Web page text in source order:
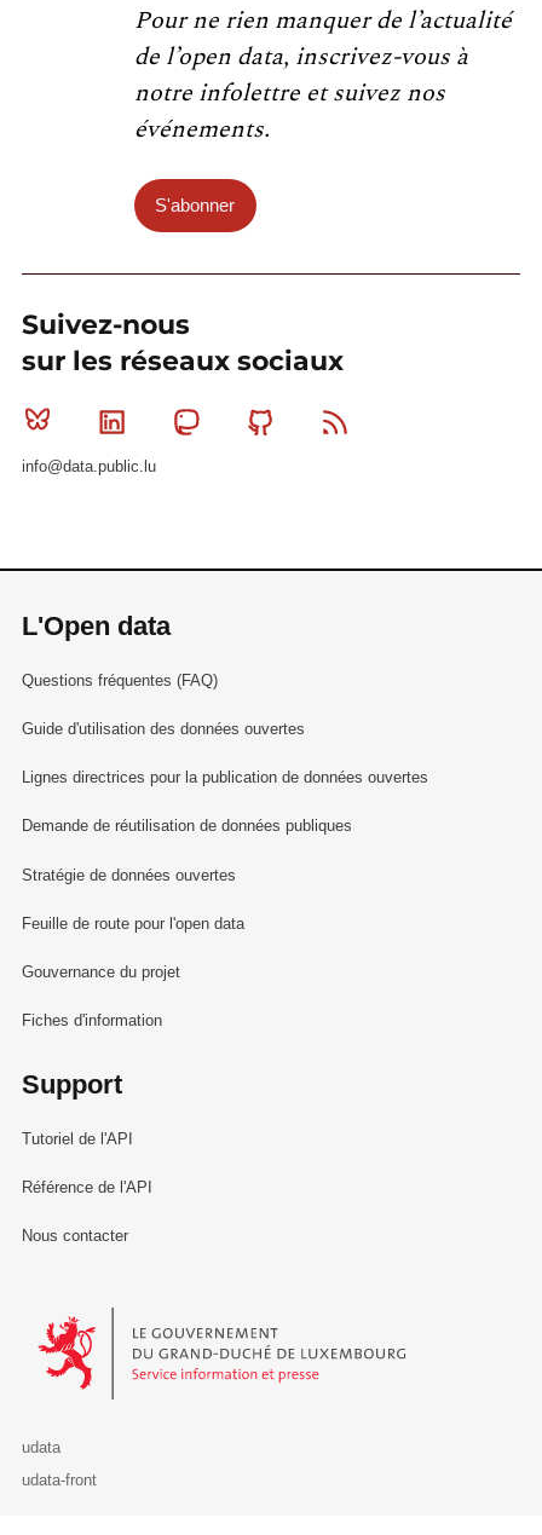
Pour ne rien manquer de l’actualité
de l’open data, inscrivez-vous à
notre infolettre et suivez nos
événements.
S'abonner
Suivez-nous
sur les réseaux sociaux
Bluesky Linkedin MastodonGithub
info@data.public.lu
L'Open data
Questions fréquentes (FAQ)
Guide d'utilisation des données ouvertes
Lignes directrices pour la publication de données ouvertes
Demande de réutilisation de données publiques
Stratégie de données ouvertes
Feuille de route pour l'open data
Gouvernance du projet
Fiches d'information
Support
Tutoriel de l'API
Référence de l'API
Nous contacter
Le Gouvernement du Grand-Duché de Luxembourg - Service
udata
udata-front